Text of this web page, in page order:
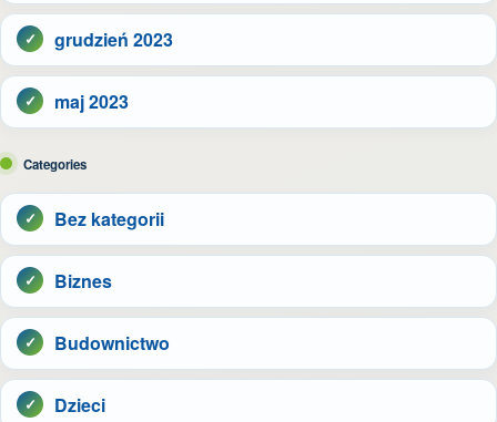
grudzień 2023
maj 2023
Categories
Bez kategorii
Biznes
Budownictwo
Dzieci